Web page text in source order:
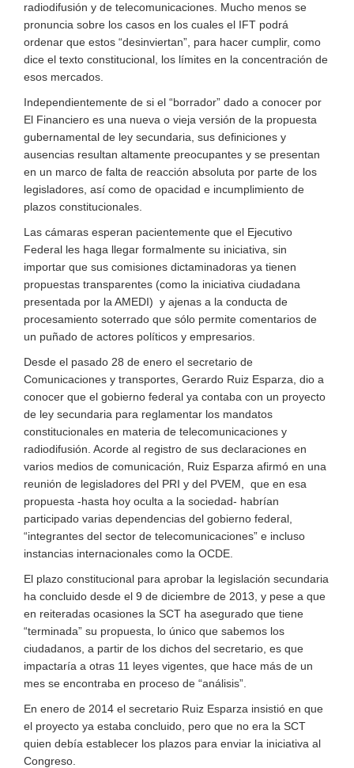
radiodifusión y de telecomunicaciones. Mucho menos se
pronuncia sobre los casos en los cuales el IFT podrá
ordenar que estos “desinviertan”, para hacer cumplir, como
dice el texto constitucional, los límites en la concentración de
esos mercados.
Independientemente de si el “borrador” dado a conocer por
El Financiero es una nueva o vieja versión de la propuesta
gubernamental de ley secundaria, sus definiciones y
ausencias resultan altamente preocupantes y se presentan
en un marco de falta de reacción absoluta por parte de los
legisladores, así como de opacidad e incumplimiento de
plazos constitucionales.
Las cámaras esperan pacientemente que el Ejecutivo
Federal les haga llegar formalmente su iniciativa, sin
importar que sus comisiones dictaminadoras ya tienen
propuestas transparentes (como la iniciativa ciudadana
presentada por la AMEDI) y ajenas a la conducta de
procesamiento soterrado que sólo permite comentarios de
un puñado de actores políticos y empresarios.
Desde el pasado 28 de enero el secretario de
Comunicaciones y transportes, Gerardo Ruiz Esparza, dio a
conocer que el gobierno federal ya contaba con un proyecto
de ley secundaria para reglamentar los mandatos
constitucionales en materia de telecomunicaciones y
radiodifusión. Acorde al registro de sus declaraciones en
varios medios de comunicación, Ruiz Esparza afirmó en una
reunión de legisladores del PRI y del PVEM, que en esa
propuesta -hasta hoy oculta a la sociedad- habrían
participado varias dependencias del gobierno federal,
“integrantes del sector de telecomunicaciones” e incluso
instancias internacionales como la OCDE.
El plazo constitucional para aprobar la legislación secundaria
ha concluido desde el 9 de diciembre de 2013, y pese a que
en reiteradas ocasiones la SCT ha asegurado que tiene
“terminada” su propuesta, lo único que sabemos los
ciudadanos, a partir de los dichos del secretario, es que
impactaría a otras 11 leyes vigentes, que hace más de un
mes se encontraba en proceso de “análisis”.
En enero de 2014 el secretario Ruiz Esparza insistió en que
el proyecto ya estaba concluido, pero que no era la SCT
quien debía establecer los plazos para enviar la iniciativa al
Congreso.